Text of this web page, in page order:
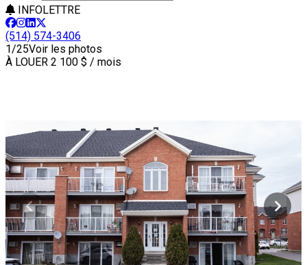
INFOLETTRE
(514) 574-3406
1/25Voir les photos
À LOUER 2 100 $ / mois